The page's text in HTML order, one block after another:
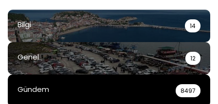
Bilgi 14
Genel 12
Gündem 8497